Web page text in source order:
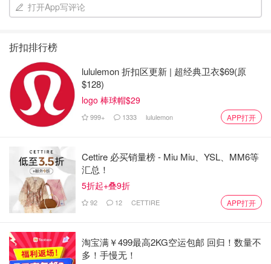
雪花秀家的这款润燥精华挺好用的。中草药香味，淡淡的，
闻着很舒服。基本上喷完脸部喷雾，我就直接上导入精华，
再开始后续的护肤步骤。
Toner
打开App写评论
折扣排行榜
lululemon 折扣区更新 | 超经典卫衣$69(原
$128)
logo 棒球帽$29
999+ 1333 lululemon APP打开
Cettire 必买销量榜 - Miu Miu、YSL、MM6等
汇总！
5折起+叠9折
92 12 CETTIRE APP打开
淘宝满￥499最高2KG空运包邮 回归！数量不
多！手慢无！